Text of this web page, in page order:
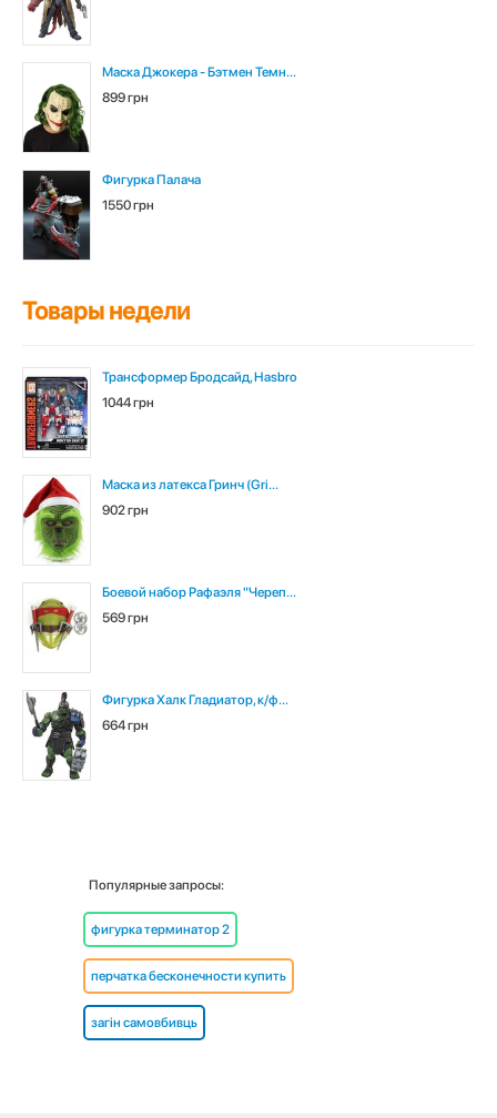
Маска Джокера - Бэтмен Темн...
899 грн
Фигурка Палача
1550 грн
Товары недели
Трансформер Бродсайд, Hasbro
1044 грн
Маска из латекса Гринч (Gri...
902 грн
Боевой набор Рафаэля "Череп...
569 грн
Фигурка Халк Гладиатор, к/ф...
664 грн
Популярные запросы:
фигурка терминатор 2
перчатка бесконечности купить
загін самовбивць